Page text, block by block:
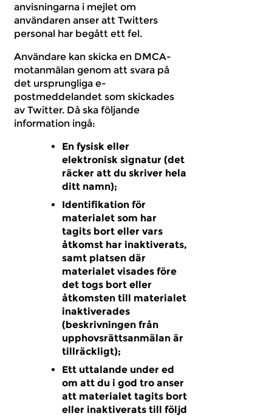
anvisningarna i mejlet om
användaren anser att Twitters
personal har begått ett fel.
Användare kan skicka en DMCA-
motanmälan genom att svara på
det ursprungliga e-
postmeddelandet som skickades
av Twitter. Då ska följande
information ingå:
En fysisk eller
elektronisk signatur (det
räcker att du skriver hela
ditt namn);
Identifikation för
materialet som har
tagits bort eller vars
åtkomst har inaktiverats,
samt platsen där
materialet visades före
det togs bort eller
åtkomsten till materialet
inaktiverades
(beskrivningen från
upphovsrättsanmälan är
tillräckligt);
Ett uttalande under ed
om att du i god tro anser
att materialet tagits bort
eller inaktiverats till följd